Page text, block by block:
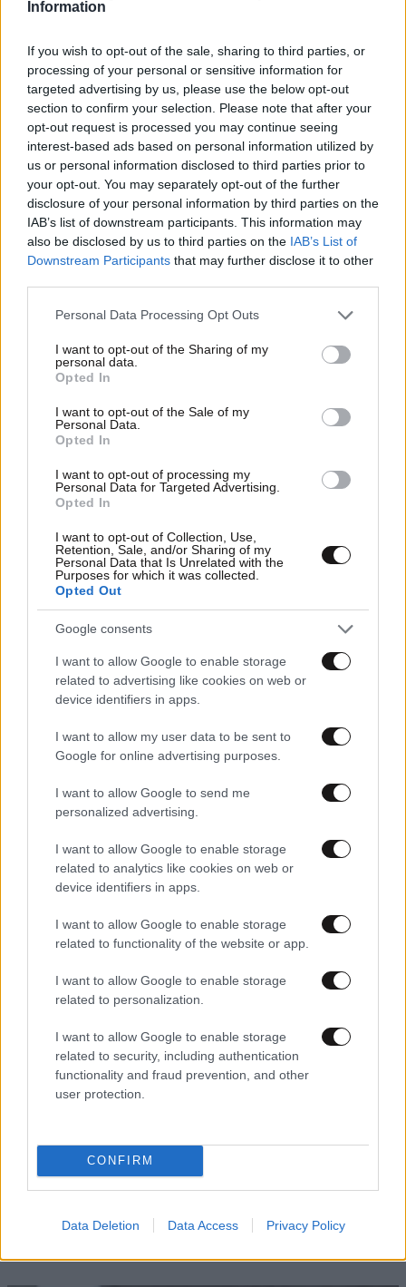
Information
If you wish to opt-out of the sale, sharing to third parties, or
processing of your personal or sensitive information for
targeted advertising by us, please use the below opt-out
section to confirm your selection. Please note that after your
opt-out request is processed you may continue seeing
interest-based ads based on personal information utilized by
us or personal information disclosed to third parties prior to
your opt-out. You may separately opt-out of the further
disclosure of your personal information by third parties on the
IAB’s list of downstream participants. This information may
also be disclosed by us to third parties on the IAB’s List of
Downstream Participants that may further disclose it to other
Please note that this website/app uses one or more Google
not limited to your visit or usage behaviour. You may click to
grant or deny consent to Google and its third-party tags to
use your data for below specified purposes in below Google
consent section.
Personal Data Processing Opt Outs
I want to opt-out of the Sharing of my
personal data.
Opted In
I want to opt-out of the Sale of my
Personal Data.
Opted In
I want to opt-out of processing my
Personal Data for Targeted Advertising.
Opted In
I want to opt-out of Collection, Use,
Retention, Sale, and/or Sharing of my
Personal Data that Is Unrelated with the
Purposes for which it was collected.
Opted Out
Google consents
I want to allow Google to enable storage
related to advertising like cookies on web or
device identifiers in apps.
I want to allow my user data to be sent to
Google for online advertising purposes.
I want to allow Google to send me
personalized advertising.
I want to allow Google to enable storage
related to analytics like cookies on web or
device identifiers in apps.
I want to allow Google to enable storage
related to functionality of the website or app.
I want to allow Google to enable storage
related to personalization.
I want to allow Google to enable storage
related to security, including authentication
functionality and fraud prevention, and other
user protection.
CONFIRM
Data Deletion Data Access Privacy Policy
Καταδικάστηκαν τελεσίδικα 7 άτομα για την επίθεση σε
βάρος του εκλιπόντος Γιάννη Μπουτάρη
14·11·2024 19:35
Στο αποτεφρωτήριο Ριτσώνας το ύστατο «χαίρε» στον
Γιάννη Μπουτάρη – Ακούστηκαν τα αγαπημένα του
τραγούδια
Ακούστηκε τελευταία φορά η φωνή του Γιάννη
Μπουτάρη στην πολιτική κηδεία – «Να περνάτε καλά
στη ζωή σας»
12·11·2024 14:43
βρεθήκαμε απέναντι, μείναμε πάντα στην ίδια όχθη του